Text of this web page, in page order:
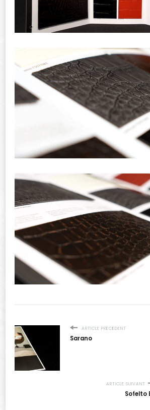
ARTICLE PRÉCÉDENT
Sarano
ARTICLE SUIVANT
Sofelto